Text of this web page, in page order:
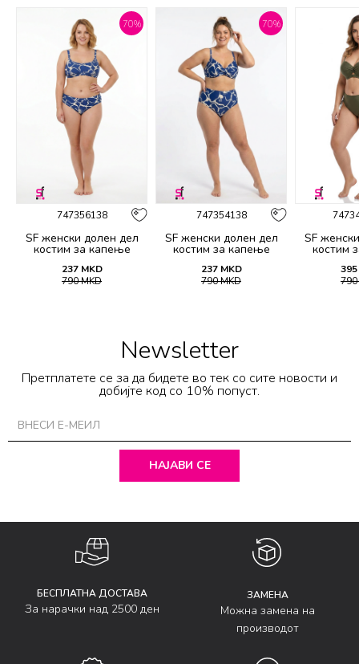
70%
747356138
SF женски долен дел
костим за капење
237 MKD
790MKD
70%
747354138
SF женски долен дел
костим за капење
237 MKD
790MKD
SF
костим
395
790
Newsletter
Претплатете се за да бидете во тек со сите новости и
добијте код со 10% попуст.
НАЈАВИ СЕ
БЕСПЛАТНА ДОСТАВА
За нарачки над 2500 ден
ЗАМЕНА
Можна замена на
производот